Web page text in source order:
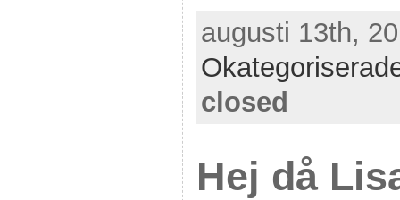
augusti 13th,
closed
Hej då